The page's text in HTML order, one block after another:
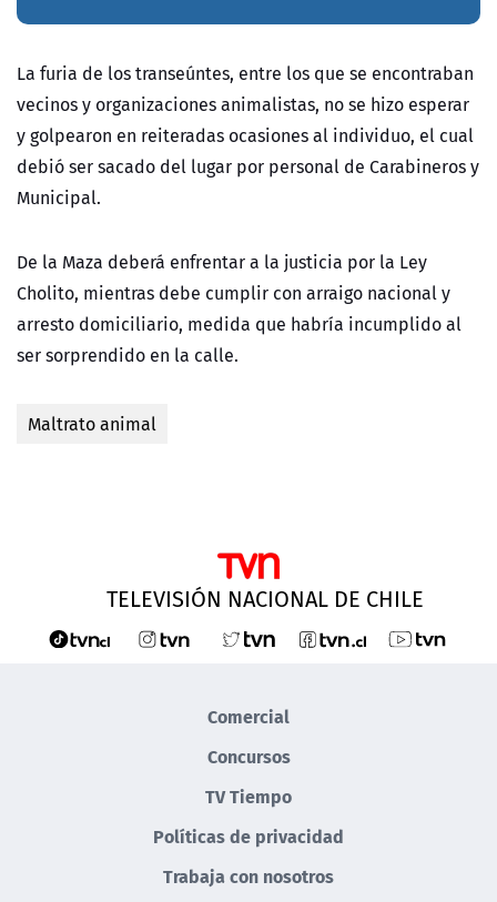
La furia de los transeúntes, entre los que se encontraban
vecinos y organizaciones animalistas, no se hizo esperar
y golpearon en reiteradas ocasiones al individuo, el cual
debió ser sacado del lugar por personal de Carabineros y
Municipal.
De la Maza deberá enfrentar a la justicia por la Ley
Cholito, mientras debe cumplir con arraigo nacional y
arresto domiciliario, medida que habría incumplido al
ser sorprendido en la calle.
Maltrato animal
TELEVISIÓN NACIONAL DE CHILE
Comercial
Concursos
TV Tiempo
Políticas de privacidad
Trabaja con nosotros